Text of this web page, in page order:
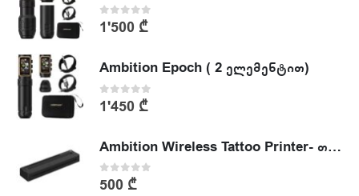
0out of 5
1'500 ₾
Ambition Epoch ( 2 ელემენტით)
0out of 5
1'450 ₾
Ambition Wireless Tattoo Printer- თერმული პრინტერი
0out of 5
500 ₾